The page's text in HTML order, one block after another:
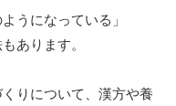
うになっている」
あります。
りについて、漢方や養